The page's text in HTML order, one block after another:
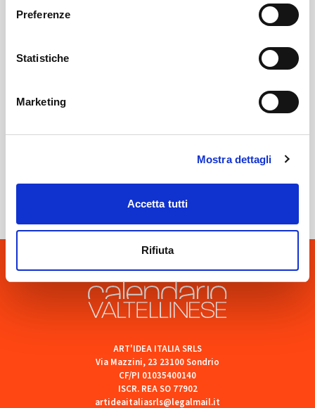
Preferenze
Statistiche
Marketing
Mostra dettagli
Accetta tutti
Rifiuta
Necrologi
ART'IDEA ITALIA SRLS
Via Mazzini, 23 23100 Sondrio
CF/PI 01035400140
ISCR. REA SO 77902
artideaitaliasrls@legalmail.it